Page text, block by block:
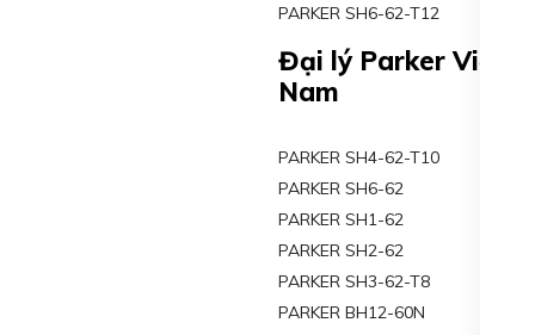
PARKER SH6-62-T12
Đại lý Parker Việt
Nam
PARKER SH4-62-T10
PARKER SH6-62
PARKER SH1-62
PARKER SH2-62
PARKER SH3-62-T8
PARKER BH12-60N